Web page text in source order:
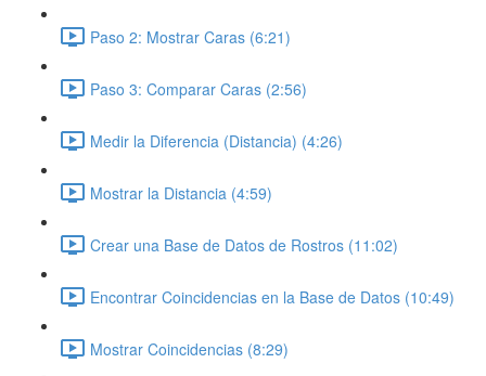
Paso 2: Mostrar Caras (6:21)
Paso 3: Comparar Caras (2:56)
Medir la Diferencia (Distancia) (4:26)
Mostrar la Distancia (4:59)
Crear una Base de Datos de Rostros (11:02)
Encontrar Coincidencias en la Base de Datos (10:49)
Mostrar Coincidencias (8:29)